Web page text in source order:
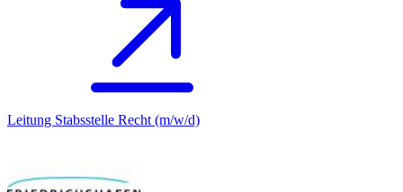
Leitung Stabsstelle Recht (m/w/d)